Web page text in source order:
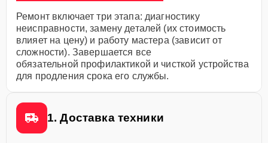
Ремонт включает три этапа: диагностику
неисправности, замену деталей (их стоимость
влияет на цену) и работу мастера (зависит от
сложности). Завершается все
обязательной профилактикой и чисткой устройства
для продления срока его службы.
1. Доставка техники